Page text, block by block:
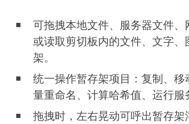
可拖拽本地文件、服务器文件、
或读取剪切板内的文件、文字、
架。
统一操作暂存架项目：复制、移
量重命名、计算哈希值、运行服
拖拽时，左右晃动可呼出暂存架